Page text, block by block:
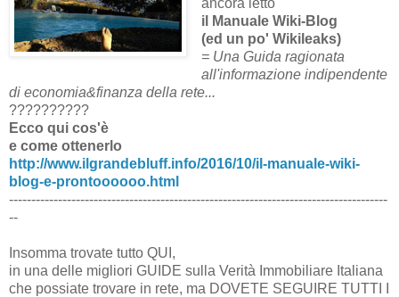
il Manuale Wiki-Blog
(ed un po' Wikileaks)
= Una Guida ragionata
all'informazione indipendente
di economia&finanza della rete...
??????????
Ecco qui cos'è
e come ottenerlo
http://www.ilgrandebluff.info/2016/10/il-manuale-wiki-
blog-e-prontoooooo.html
-------------------------------------------------------------------------------------
--
Insomma trovate tutto QUI,
in una delle migliori GUIDE sulla Verità Immobiliare Italiana
che possiate trovare in rete, ma DOVETE SEGUIRE TUTTI I